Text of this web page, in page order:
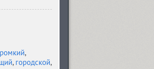
,
, городской,